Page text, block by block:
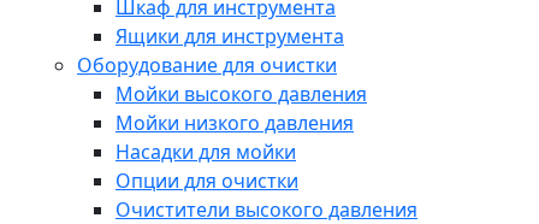
Шкаф для инструмента
Ящики для инструмента
Оборудование для очистки
Мойки высокого давления
Мойки низкого давления
Насадки для мойки
Опции для очистки
Очистители высокого давления